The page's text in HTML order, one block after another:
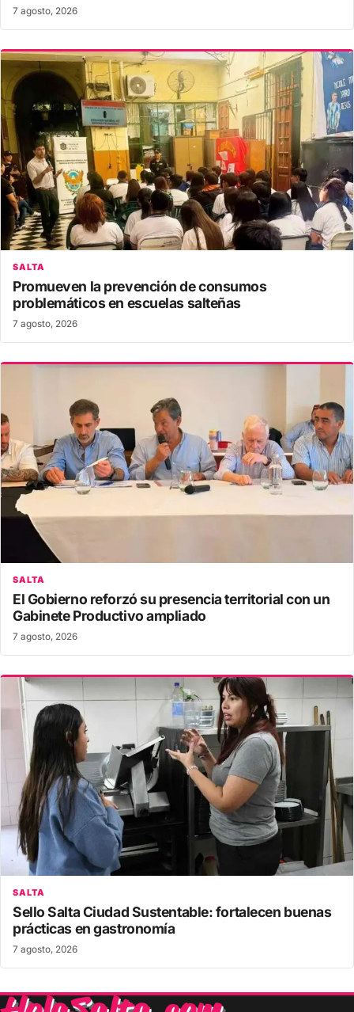
7 agosto, 2026
SALTA
Promueven la prevención de consumos
problemáticos en escuelas salteñas
7 agosto, 2026
SALTA
El Gobierno reforzó su presencia territorial con un
Gabinete Productivo ampliado
7 agosto, 2026
SALTA
Sello Salta Ciudad Sustentable: fortalecen buenas
prácticas en gastronomía
7 agosto, 2026